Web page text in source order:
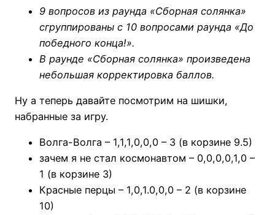
9 вопросов из раунда «Сборная солянка»
сгруппированы с 10 вопросами раунда «До
победного конца!».
В раунде «Сборная солянка» произведена
небольшая корректировка баллов.
Ну а теперь давайте посмотрим на шишки,
набранные за игру.
Волга-Волга – 1,1,1,0,0,0 – 3 (в корзине 9.5)
зачем я не стал космонавтом – 0,0,0,0,1,0 –
1 (в корзине 3)
Красные перцы – 1,0,1.0,0,0 – 2 (в корзине
10)